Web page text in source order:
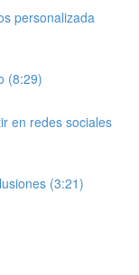
personalizada
(8:29)
en redes sociales
(3:21)